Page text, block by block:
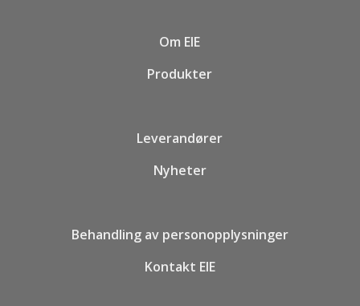
Om EIE
Produkter
Leverandører
Nyheter
Behandling av personopplysninger
Kontakt EIE